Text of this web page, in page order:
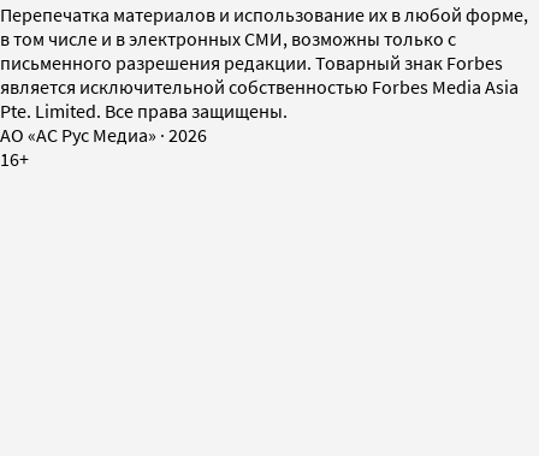
Перепечатка материалов и использование их в любой форме,
в том числе и в электронных СМИ, возможны только с
письменного разрешения редакции. Товарный знак Forbes
является исключительной собственностью Forbes Media Asia
Pte. Limited. Все права защищены.
AO «АС Рус Медиа» · 2026
16+